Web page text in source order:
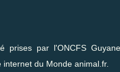
prises par l'ONCFS
du Monde animal.fr.